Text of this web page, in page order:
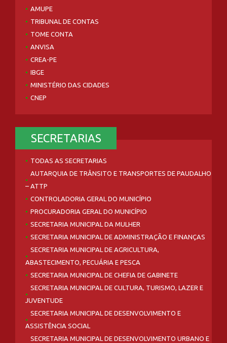
AMUPE
TRIBUNAL DE CONTAS
TOME CONTA
ANVISA
CREA-PE
IBGE
MINISTÉRIO DAS CIDADES
CNEP
SECRETARIAS
TODAS AS SECRETARIAS
AUTARQUIA DE TRÂNSITO E TRANSPORTES DE PAUDALHO
– ATTP
CONTROLADORIA GERAL DO MUNICÍPIO
PROCURADORIA GERAL DO MUNICÍPIO
SECRETARIA MUNICIPAL DA MULHER
SECRETARIA MUNICIPAL DE ADMINISTRAÇÃO E FINANÇAS
SECRETARIA MUNICIPAL DE AGRICULTURA,
ABASTECIMENTO, PECUÁRIA E PESCA
SECRETARIA MUNICIPAL DE CHEFIA DE GABINETE
SECRETARIA MUNICIPAL DE CULTURA, TURISMO, LAZER E
JUVENTUDE
SECRETARIA MUNICIPAL DE DESENVOLVIMENTO E
ASSISTÊNCIA SOCIAL
SECRETARIA MUNICIPAL DE DESENVOLVIMENTO URBANO E